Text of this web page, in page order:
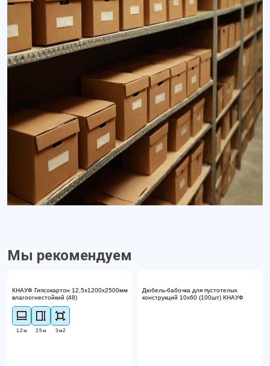
Мы рекомендуем
КНАУФ Гипсокартон 12,5х1200х2500мм
влагоогнестойкий (48)
1.2 м 2.5 м 3 м2
Дюбель-бабочка для пустотелых
конструкций 10х60 (100шт) КНАУФ